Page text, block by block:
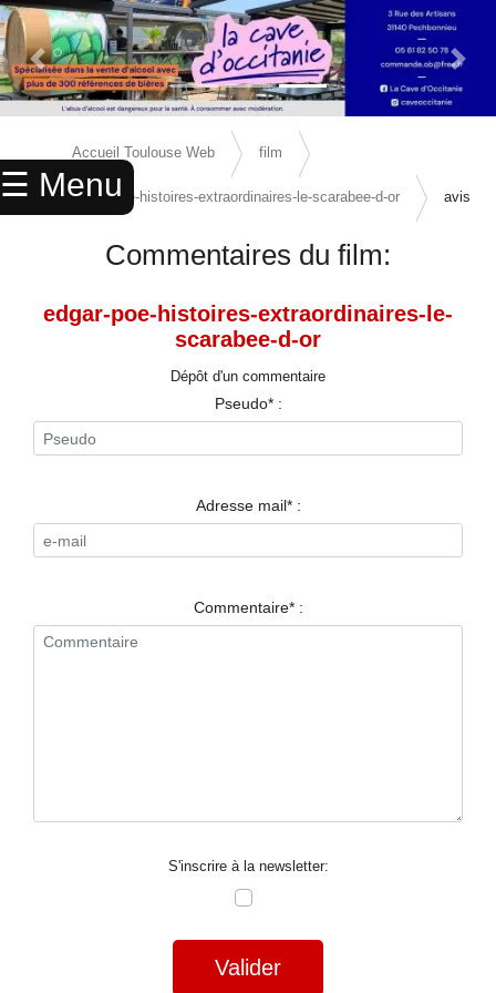
☰ Menu
× ACCUEIL
ANNUAIRE
CINEMA
MARIAGES
SPECTACLES
Previous Slide Next
Accueil Toulouse Web film
edgar-poe-histoires-extraordinaires-le-scarabee-d-or avis
Commentaires du film:
edgar-poe-histoires-extraordinaires-le-
scarabee-d-or
Dépôt d'un commentaire
Pseudo* :
Adresse mail* :
Commentaire* :
S'inscrire à la newsletter:
Valider